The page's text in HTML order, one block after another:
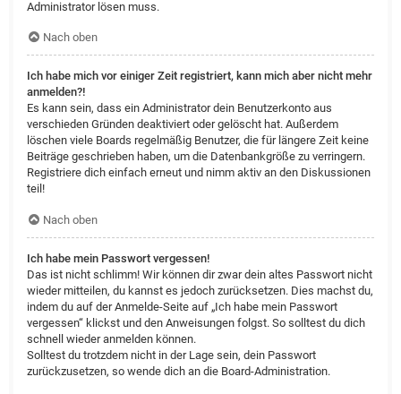
Administrator lösen muss.
Nach oben
Ich habe mich vor einiger Zeit registriert, kann mich aber nicht mehr
anmelden?!
Es kann sein, dass ein Administrator dein Benutzerkonto aus
verschieden Gründen deaktiviert oder gelöscht hat. Außerdem
löschen viele Boards regelmäßig Benutzer, die für längere Zeit keine
Beiträge geschrieben haben, um die Datenbankgröße zu verringern.
Registriere dich einfach erneut und nimm aktiv an den Diskussionen
teil!
Nach oben
Ich habe mein Passwort vergessen!
Das ist nicht schlimm! Wir können dir zwar dein altes Passwort nicht
wieder mitteilen, du kannst es jedoch zurücksetzen. Dies machst du,
indem du auf der Anmelde-Seite auf „Ich habe mein Passwort
vergessen“ klickst und den Anweisungen folgst. So solltest du dich
schnell wieder anmelden können.
Solltest du trotzdem nicht in der Lage sein, dein Passwort
zurückzusetzen, so wende dich an die Board-Administration.